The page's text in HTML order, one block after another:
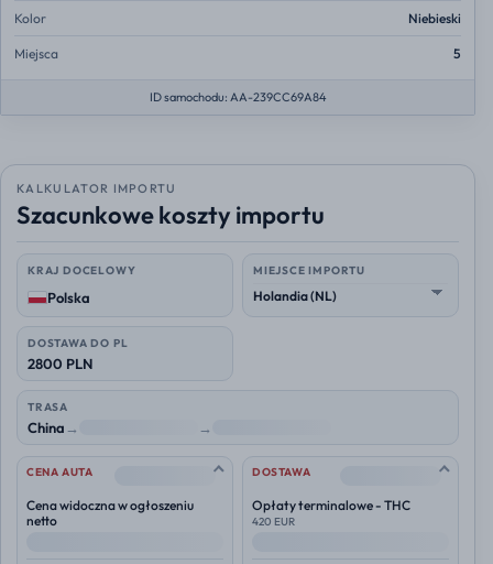
Kolor Niebieski
Miejsca 5
ID samochodu: AA-239CC69A84
KALKULATOR IMPORTU
Szacunkowe koszty importu
KRAJ DOCELOWY
Polska
MIEJSCE IMPORTU
DOSTAWA DO PL
2800 PLN
TRASA
China→ →
CENA AUTA --
Cena widoczna w ogłoszeniu
netto
DOSTAWA --
Opłaty terminalowe - THC
420 EUR